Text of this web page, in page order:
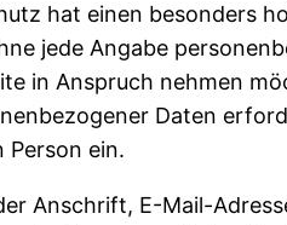
hat einen besonders
jede Angabe
in Anspruch nehmen
Daten
Person ein.
Anschrift, E-Mail-